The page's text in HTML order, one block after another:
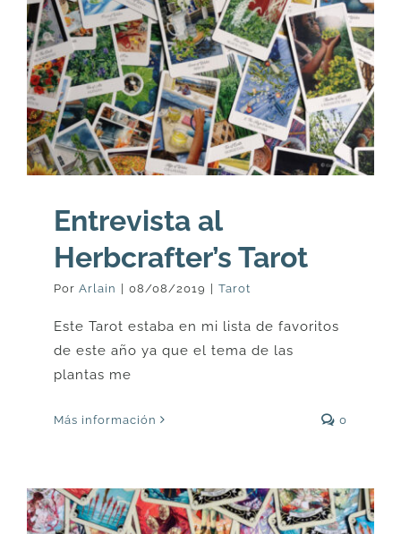
Entrevista al
Herbcrafter’s Tarot
Por Arlain 08/08/2019 Tarot
Este Tarot estaba en mi lista de favoritos
de este año ya que el tema de las
plantas me
Más información 0